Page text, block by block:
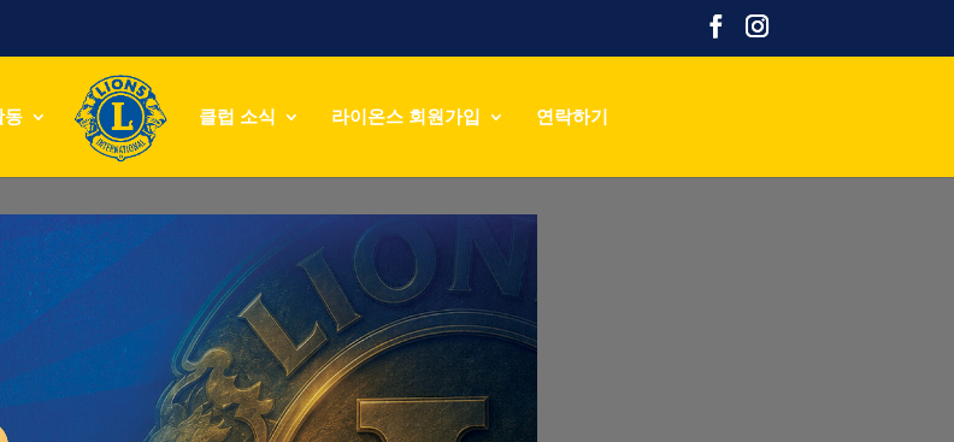
동 클럽 소식 라이온스 회원가입 연락하기